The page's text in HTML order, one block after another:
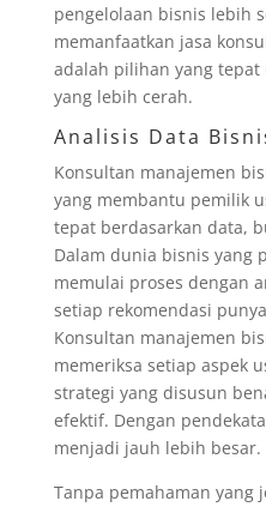
pengelolaan bisnis lebih
memanfaatkan jasa
adalah pilihan yang
yang lebih cerah.
Analisis Data
Konsultan manajemen
yang membantu pemilik
tepat berdasarkan data,
Dalam dunia bisnis yang
memulai proses dengan
setiap rekomendasi
Konsultan manajemen
memeriksa setiap aspek
strategi yang disusun
efektif. Dengan
menjadi jauh lebih besar.
Tanpa pemahaman yang